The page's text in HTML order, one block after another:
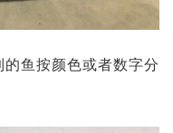
鱼按颜色或者数字分